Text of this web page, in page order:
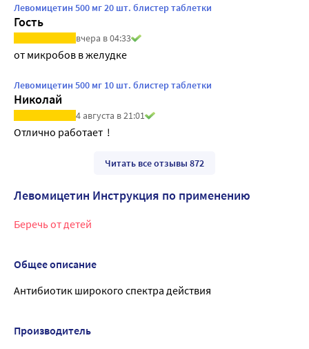
Левомицетин 500 мг 20 шт. блистер таблетки
Гость
вчера в 04:33
от микробов в желудке
Левомицетин 500 мг 10 шт. блистер таблетки
Николай
4 августа в 21:01
Отлично работает  !
Читать все отзывы 872
Левомицетин Инструкция по применению
Беречь от детей
Общее описание
Антибиотик широкого спектра действия
Производитель